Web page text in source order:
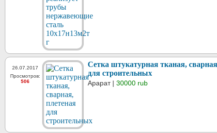
26.07.2017
Просмотров:
506
Сетка штукатурная тканая,
для строительных
Арарат | 30000 rub